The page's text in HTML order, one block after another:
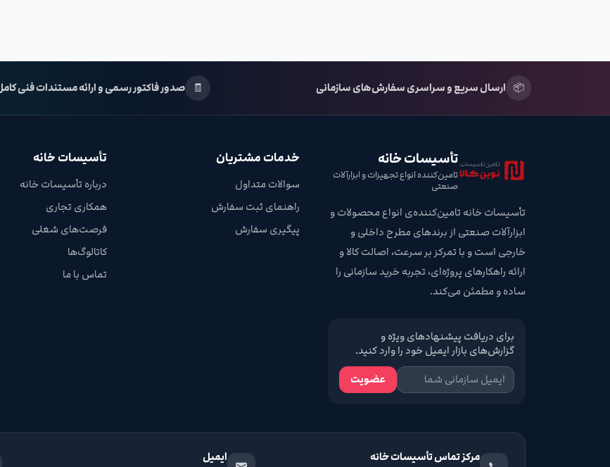
📦 ارسال سریع و سراسری سفارش‌های سازمانی 🧾 صدور فاکتور رسمی و ارائه مستندات فنی
تأسیسات خانه
تامین‌کننده انواع تجهیزات و ابزارآلات
صنعتی
تأسیسات خانه تامین‌کننده‌ی انواع محصولات و
ابزارآلات صنعتی از برندهای مطرح داخلی و
خارجی است و با تمرکز بر سرعت، اصالت کالا و
ارائه راهکارهای پروژه‌ای، تجربه خرید سازمانی را
ساده و مطمئن می‌کند.
برای دریافت پیشنهادهای ویژه و
گزارش‌های بازار ایمیل خود را وارد کنید.
عضویت
خدمات مشتریان
سوالات متداول
راهنمای ثبت سفارش
پیگیری سفارش
تأسیسات خانه
درباره تأسیسات خانه
همکاری تجاری
فرصت‌های شغلی
کاتالوگ‌ها
تماس با ما
مرکز تماس تأسیسات خانه ایمیل